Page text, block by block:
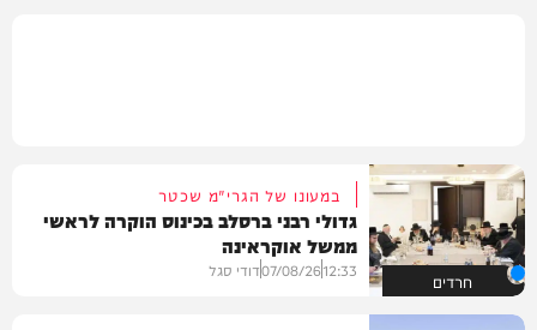
חרדים
במעונו של הגרי"מ שכטר
גדולי רבני ברסלב בכינוס הוקרה לראשי
ממשל אוקראינה
12:33
07/08/26דודי סגל